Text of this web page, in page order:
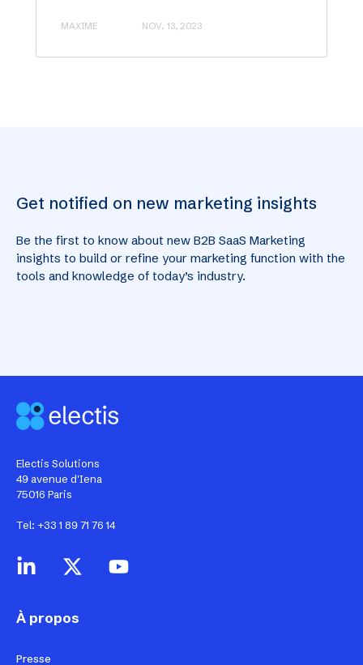
MAXIME NOV. 13, 2023
Get notified on new marketing insights
Be the first to know about new B2B SaaS Marketing
insights to build or refine your marketing function with the
tools and knowledge of today’s industry.
Electis Solutions
49 avenue d'Iena
75016 Paris
Tel: +33 1 89 71 76 14
À propos
Presse